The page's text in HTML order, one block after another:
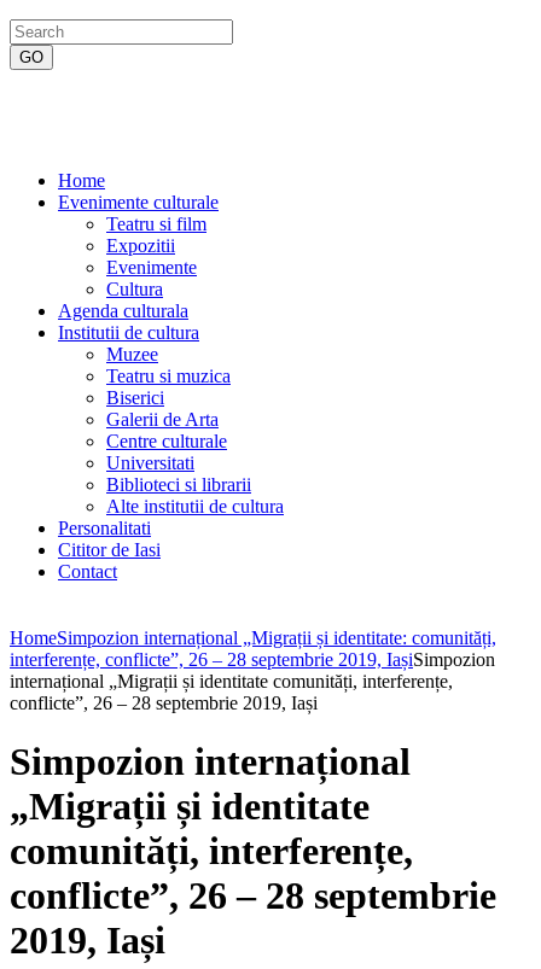
Home
Evenimente culturale
Teatru si film
Expozitii
Evenimente
Cultura
Agenda culturala
Institutii de cultura
Muzee
Teatru si muzica
Biserici
Galerii de Arta
Centre culturale
Universitati
Biblioteci si librarii
Alte institutii de cultura
Personalitati
Cititor de Iasi
Contact
HomeSimpozion internațional „Migrații și identitate: comunități,
interferențe, conflicte”, 26 – 28 septembrie 2019, IașiSimpozion
internațional „Migrații și identitate comunități, interferențe,
conflicte”, 26 – 28 septembrie 2019, Iași
Simpozion internațional
„Migrații și identitate
comunități, interferențe,
conflicte”, 26 – 28 septembrie
2019, Iași